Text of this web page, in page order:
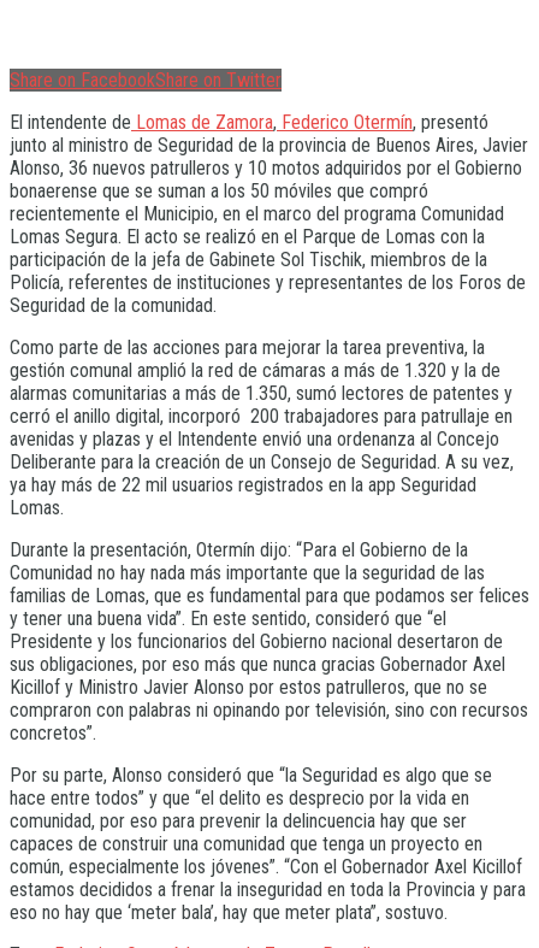
Share on FacebookShare on Twitter
El intendente de Lomas de Zamora, Federico Otermín, presentó
junto al ministro de Seguridad de la provincia de Buenos Aires, Javier
Alonso, 36 nuevos patrulleros y 10 motos adquiridos por el Gobierno
bonaerense que se suman a los 50 móviles que compró
recientemente el Municipio, en el marco del programa Comunidad
Lomas Segura. El acto se realizó en el Parque de Lomas con la
participación de la jefa de Gabinete Sol Tischik, miembros de la
Policía, referentes de instituciones y representantes de los Foros de
Seguridad de la comunidad.
Como parte de las acciones para mejorar la tarea preventiva, la
gestión comunal amplió la red de cámaras a más de 1.320 y la de
alarmas comunitarias a más de 1.350, sumó lectores de patentes y
cerró el anillo digital, incorporó 200 trabajadores para patrullaje en
avenidas y plazas y el Intendente envió una ordenanza al Concejo
Deliberante para la creación de un Consejo de Seguridad. A su vez,
ya hay más de 22 mil usuarios registrados en la app Seguridad
Lomas.
Durante la presentación, Otermín dijo: “Para el Gobierno de la
Comunidad no hay nada más importante que la seguridad de las
familias de Lomas, que es fundamental para que podamos ser felices
y tener una buena vida”. En este sentido, consideró que “el
Presidente y los funcionarios del Gobierno nacional desertaron de
sus obligaciones, por eso más que nunca gracias Gobernador Axel
Kicillof y Ministro Javier Alonso por estos patrulleros, que no se
compraron con palabras ni opinando por televisión, sino con recursos
concretos”.
Por su parte, Alonso consideró que “la Seguridad es algo que se
hace entre todos” y que “el delito es desprecio por la vida en
comunidad, por eso para prevenir la delincuencia hay que ser
capaces de construir una comunidad que tenga un proyecto en
común, especialmente los jóvenes”. “Con el Gobernador Axel Kicillof
estamos decididos a frenar la inseguridad en toda la Provincia y para
eso no hay que ‘meter bala’, hay que meter plata”, sostuvo.